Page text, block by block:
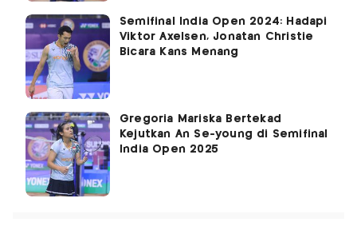
Semifinal India Open 2024: Hadapi
Viktor Axelsen, Jonatan Christie
Bicara Kans Menang
Gregoria Mariska Bertekad
Kejutkan An Se-young di Semifinal
India Open 2025